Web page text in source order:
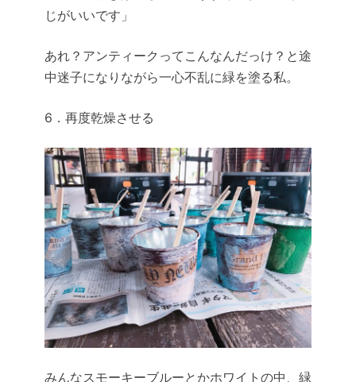
じがいいです」
あれ？アンティークってこんなんだっけ？と途
中迷子になりながら一心不乱に緑を塗る私。
6．再度乾燥させる
みんなスモーキーブルーとかホワイトの中、緑